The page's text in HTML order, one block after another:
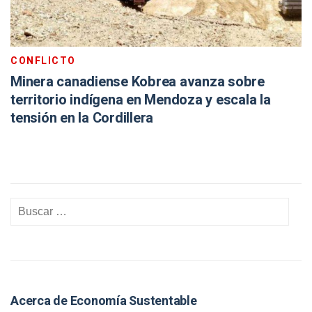
CONFLICTO
Minera canadiense Kobrea avanza sobre
territorio indígena en Mendoza y escala la
tensión en la Cordillera
Acerca de Economía Sustentable